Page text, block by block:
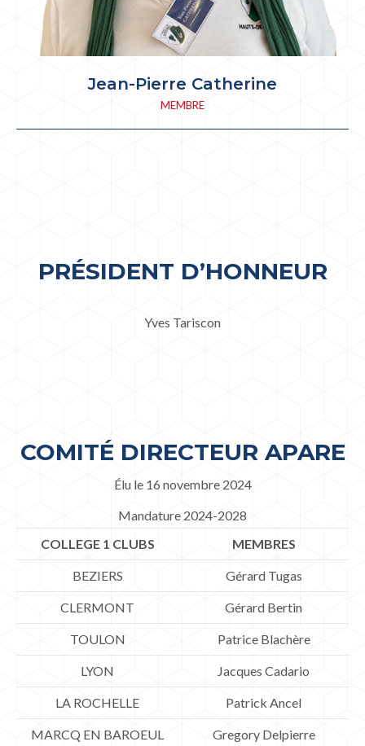
Jean-Pierre Catherine
MEMBRE
PRÉSIDENT D’HONNEUR
Yves Tariscon
COMITÉ DIRECTEUR APARE
Élu le 16 novembre 2024
Mandature 2024-2028
COLLEGE 1 CLUBS
MEMBRES
BEZIERS Gérard Tugas
CLERMONT Gérard Bertin
TOULON Patrice Blachère
LYON Jacques Cadario
LA ROCHELLE Patrick Ancel
MARCQ EN BAROEUL Gregory Delpierre